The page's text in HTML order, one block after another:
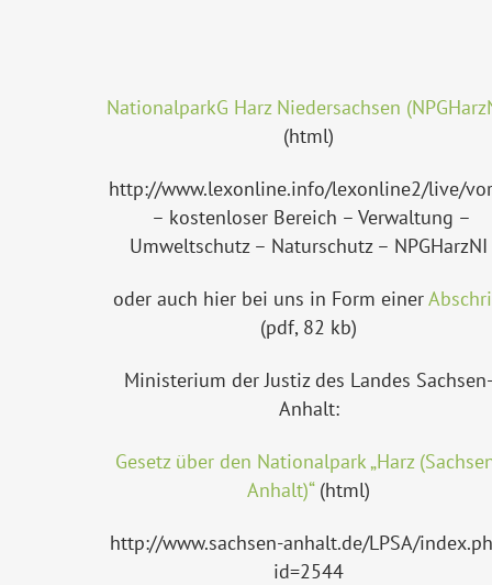
NationalparkG Harz Niedersachsen
(html)
http://www.lexonline.info/lexonline2/live/
– kostenloser Bereich – Verwaltung –
Umweltschutz – Naturschutz – NPGHarzNI
oder auch hier bei uns in Form einer
(pdf, 82 kb)
Ministerium der Justiz des Landes Sachsen-
Anhalt:
Gesetz über den Nationalpark „Harz
Anhalt)“(html)
http://www.sachsen-anhalt.de/LPSA/
id=2544